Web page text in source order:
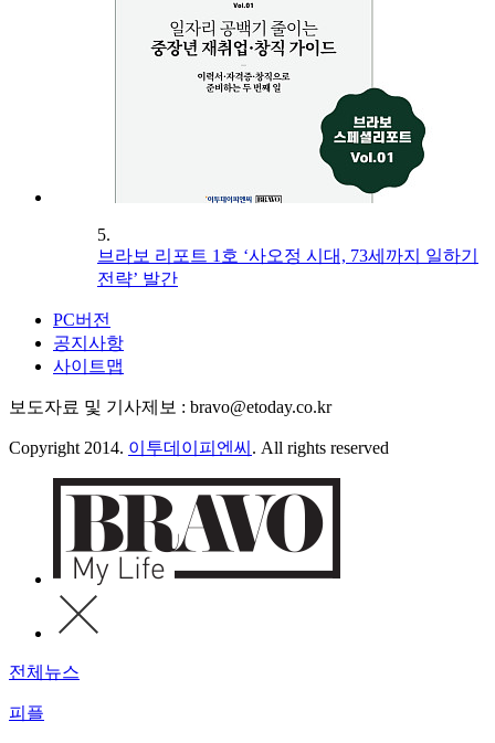
5.
브라보 리포트 1호 ‘사오정 시대, 73세까지 일하기
전략’ 발간
PC버전
공지사항
사이트맵
보도자료 및 기사제보 : bravo@etoday.co.kr
Copyright 2014. 이투데이피엔씨 . All rights reserved
전체뉴스
피플